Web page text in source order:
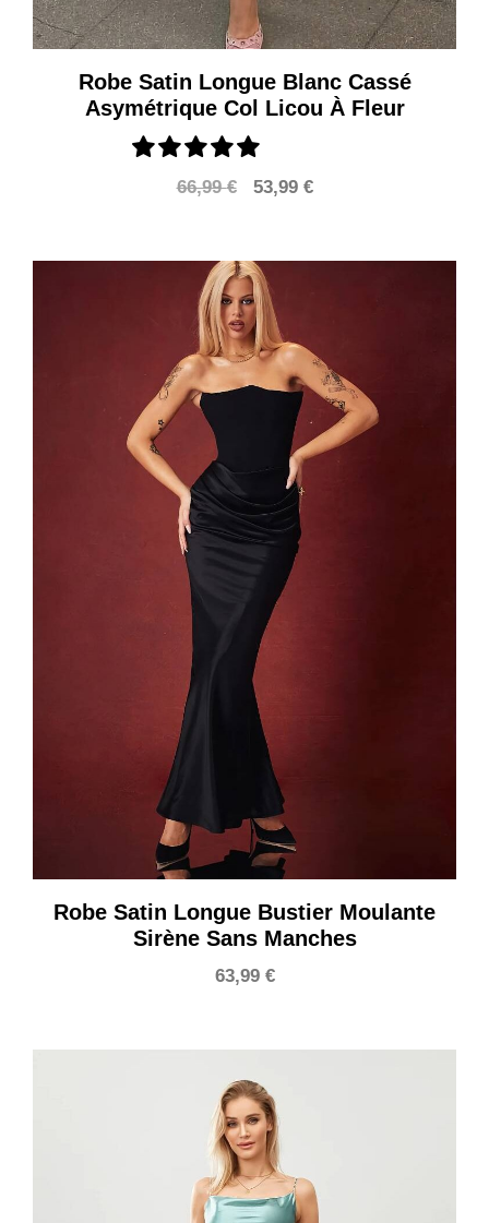
Robe Satin Longue Blanc Cassé
Asymétrique Col Licou À Fleur
66,99€
Le
était :
66,99 €.
53,99 €Le
est :
Robe Satin Longue Bustier Moulante
Sirène Sans Manches
63,99 €